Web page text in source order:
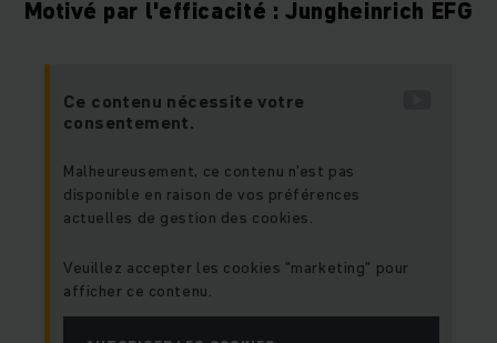
Motivé par l'efficacité : Jungheinrich EFG
Ce contenu nécessite votre
consentement.
Malheureusement, ce contenu n'est pas
disponible en raison de vos préférences
actuelles de gestion des cookies.
Veuillez accepter les cookies "marketing" pour
afficher ce contenu.